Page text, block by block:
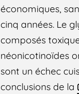
économiques,
cinq années. Le
composés
néonicotinoïdes
sont un échec
conclusions de la